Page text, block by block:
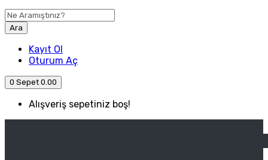
Ara
Kayıt Ol
Oturum Aç
0 Sepet 0.00
Alışveriş sepetiniz boş!